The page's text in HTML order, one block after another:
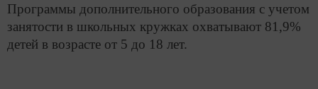
Программы дополнительного образования с учетом
занятости в школьных кружках охватывают 81,9%
детей в возрасте от 5 до 18 лет.